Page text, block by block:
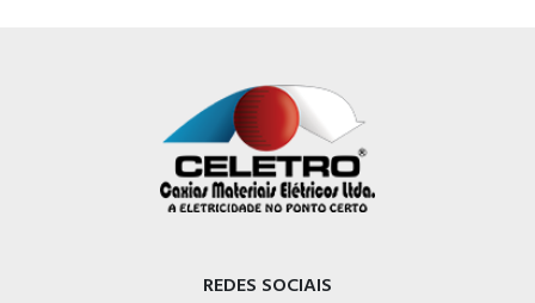
REDES SOCIAIS